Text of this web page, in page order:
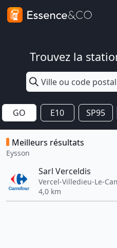
Trouvez la
GO E10 SP95
Meilleurs résultats
Eysson
Sarl Verceldis
Vercel-Villedieu-Le-
4,0 km